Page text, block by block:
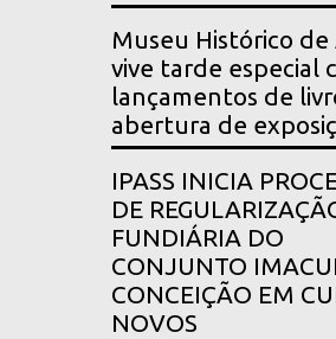
Museu Histórico de
vive tarde especial
lançamentos de
abertura de
IPASS INICIA
DE
FUNDIÁRIA DO
CONJUNTO
CONCEIÇÃO EM
NOVOS